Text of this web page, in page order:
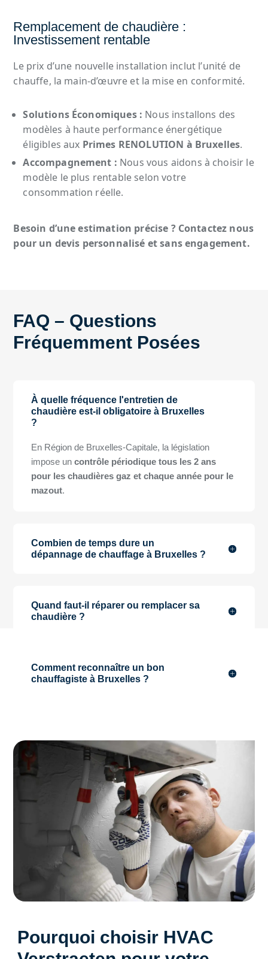
Remplacement de chaudière :
Investissement rentable
Le prix d’une nouvelle installation inclut l’unité de
chauffe, la main-d’œuvre et la mise en conformité.
Solutions Économiques : Nous installons des
modèles à haute performance énergétique
éligibles aux Primes RENOLUTION à Bruxelles.
Accompagnement : Nous vous aidons à choisir le
modèle le plus rentable selon votre
consommation réelle.
Besoin d’une estimation précise ? Contactez nous
pour un devis personnalisé et sans engagement.
FAQ – Questions
Fréquemment Posées
À quelle fréquence l'entretien de
chaudière est-il obligatoire à Bruxelles
?
En Région de Bruxelles-Capitale, la législation
impose uncontrôle périodique tous les 2 ans
pour les chaudières gaz et chaque année pour le
mazout.
Combien de temps dure un
dépannage de chauffage à Bruxelles ?
Quand faut-il réparer ou remplacer sa
chaudière ?
Comment reconnaître un bon
chauffagiste à Bruxelles ?
Pourquoi choisir HVAC